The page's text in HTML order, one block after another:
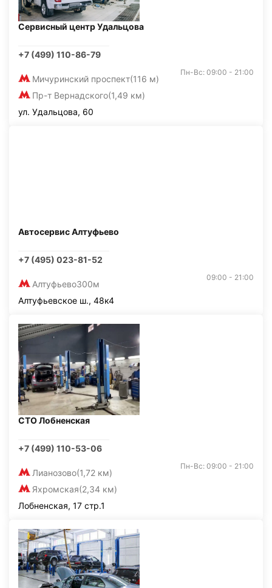
Сервисный центр Удальцова
+7 (499) 110-86-79
Мичуринский проспект(116 м)
Пр-т Вернадского(1,49 км)
Пн-Вс: 09:00 - 21:00
ул. Удальцова, 60
Автосервис Алтуфьево
+7 (495) 023-81-52
Алтуфьево300м
09:00 - 21:00
Алтуфьевское ш., 48к4
СТО Лобненская
+7 (499) 110-53-06
Лианозово(1,72 км)
Яхромская(2,34 км)
Пн-Вс: 09:00 - 21:00
Лобненская, 17 стр.1